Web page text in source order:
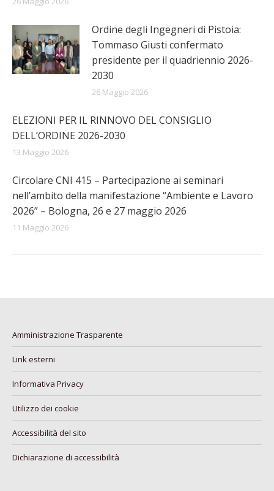
Ordine degli Ingegneri di Pistoia:
Tommaso Giusti confermato
presidente per il quadriennio 2026-
2030
26 Maggio 2026
ELEZIONI PER IL RINNOVO DEL CONSIGLIO
DELL’ORDINE 2026-2030
13 Maggio 2026
Circolare CNI 415 – Partecipazione ai seminari
nell’ambito della manifestazione “Ambiente e Lavoro
2026” – Bologna, 26 e 27 maggio 2026
11 Maggio 2026
Amministrazione Trasparente
Link esterni
Informativa Privacy
Utilizzo dei cookie
Accessibilità del sito
Dichiarazione di accessibilità